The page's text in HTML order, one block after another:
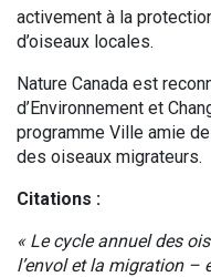
activement à la
d’oiseaux locales.
Nature Canada est
d’Environnement et
programme Ville amie
des oiseaux migrateurs.
Citations :
« Le cycle annuel des
l’envol et la migration –